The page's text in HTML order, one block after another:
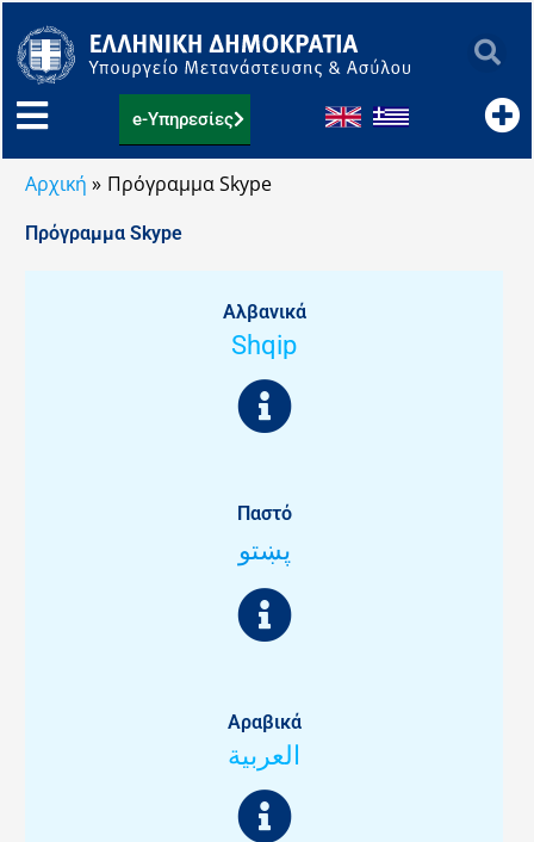
στο
περιεχόμενο
e-Υπηρεσίες
Αρχική Πρόγραμμα Skype
Πρόγραμμα Skype
Αλβανικά
Shqip
Παστό
پښتو
Αραβικά
العربية